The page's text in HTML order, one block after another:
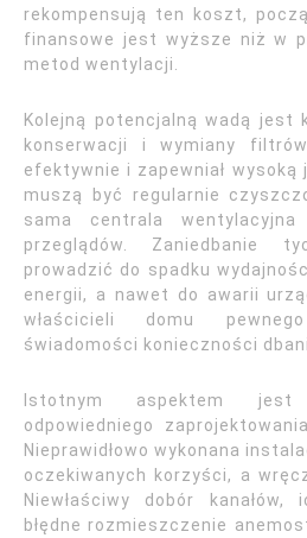
rekompensują ten koszt,
finansowe jest wyższe niż w
metod wentylacji.
Kolejną potencjalną wadą jest
konserwacji i wymiany
efektywnie i zapewniał
muszą być regularnie
sama centrala wentylacyjna
przeglądów. Zaniedbanie
prowadzić do spadku
energii, a nawet do awarii
właścicieli domu
świadomości konieczności
Istotnym aspektem jest
odpowiedniego
Nieprawidłowo wykonana
oczekiwanych korzyści, a
Niewłaściwy dobór
błędne rozmieszczenie